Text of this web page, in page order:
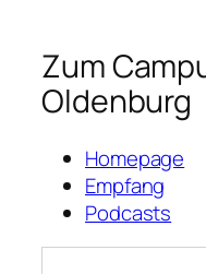
Zum
Oldenburg
Homepage
Empfang
Podcasts